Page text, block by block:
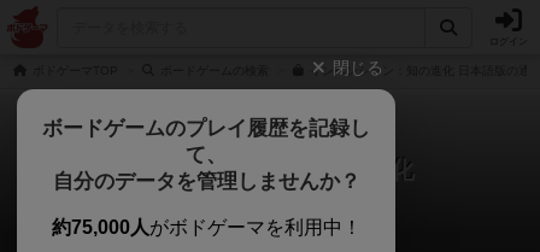
インベンション：知の進化 日本語版の通
インベンション：知の進化
荏原町将棋センターさんの戦略やコツ
閉じる
ボードゲームのプレイ履歴を記録し
て、
自分のデータを管理しませんか？
約75,000人がボドゲーマを利用中！